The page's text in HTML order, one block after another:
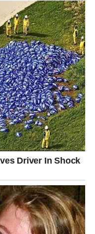
teškog perioda.
ili situacija koja
period
dani.
ogromnu životnu
dolaze mnogo brže